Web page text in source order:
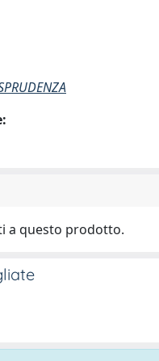
a questo prodotto.